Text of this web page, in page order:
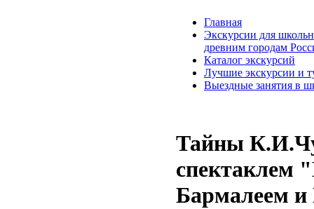
Главная
Экскурсии для
древним городам
Каталог экскурсий
Лучшие экскурсии и
Выездные занятия в
Тайны
спектаклем
Бармалеем